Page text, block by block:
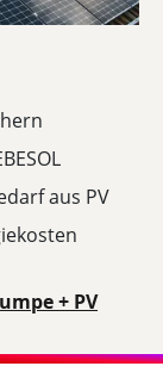
aus PV
+ PV